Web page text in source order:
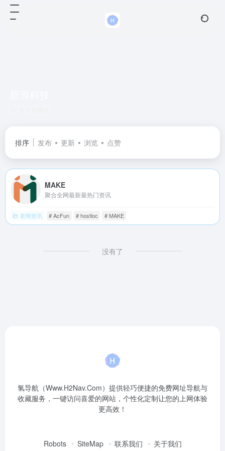
排序 发布 更新 浏览 点赞
MAKE
聚合全网最新最热门资讯
新闻资讯 # AcFun # hostloc # MAKE
没有了
氢导航（Www.H2Nav.Com）提供轻巧便捷的免费网址导航与
收藏服务，一键访问喜爱的网站，个性化定制让您的上网体验
更高效！
Robots SiteMap 联系我们 关于我们